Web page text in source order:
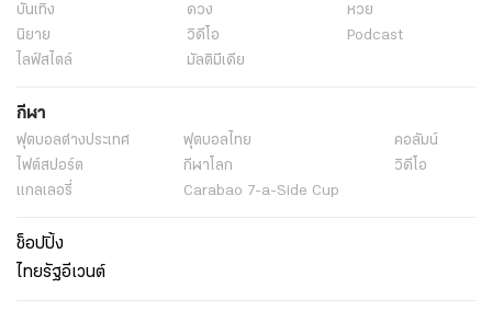
บันเทิง
ดวง
หวย
นิยาย
วิดีโอ
Podcast
ไลฟ์สไตล์
มัลติมีเดีย
กีฬา
ฟุตบอลต่่างประเทศ ฟุตบอลไทย
คอลัมน์
ไฟต์สปอร์ต
กีฬาโลก
วิดีโอ
แกลเลอรี่
Carabao 7-a-Side Cup
ช็อปปิ้ง
ไทยรัฐอีเวนต์